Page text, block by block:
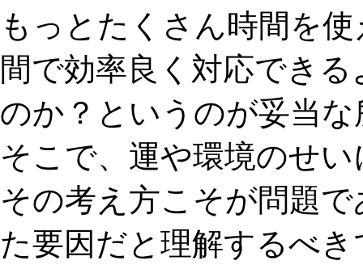
もっとたくさん時間を
間で効率良く対応でき
のか？というのが妥当
そこで、運や環境のせ
その考え方こそが問題
た要因だと理解するべ